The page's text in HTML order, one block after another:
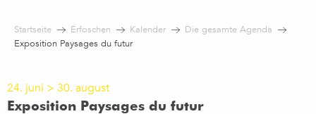
contenu
Startseite Erfoschen Kalender
Die gesamte Agenda
Exposition Paysages du futur
24. juni > 30. august
Exposition Paysages du futur